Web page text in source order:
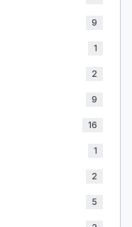
9
1
2
9
16
1
2
5